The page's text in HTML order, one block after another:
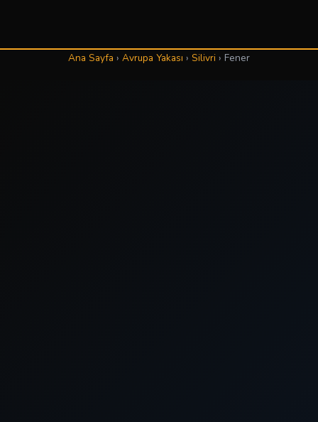
Ana Sayfa › Avrupa Yakası › Silivri › Fener